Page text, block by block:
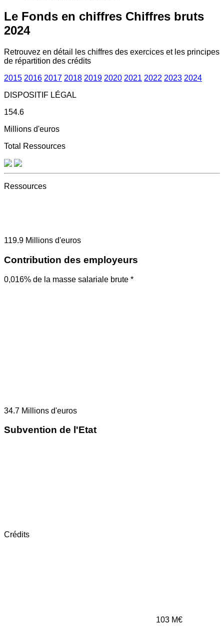
Le Fonds en chiffres Chiffres bruts
2024
Retrouvez en détail les chiffres des exercices et les principes
de répartition des crédits
2015 2016 2017 2018 2019 2020 2021 2022 2023 2024
DISPOSITIF LÉGAL
154.6
Millions d'euros
Total Ressources
Ressources
119.9 Millions d'euros
Contribution des employeurs
0,016% de la masse salariale brute *
34.7 Millions d'euros
Subvention de l'Etat
Crédits
103 M€